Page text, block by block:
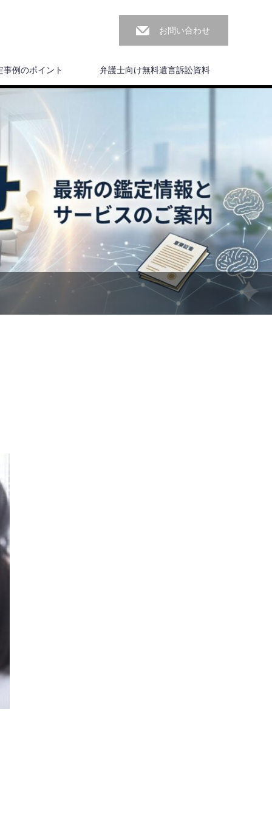
お問い合わせ
事例のポイント 弁護士向け無料遺言訴訟資料